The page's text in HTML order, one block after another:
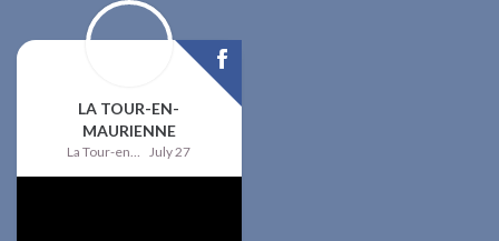
LA TOUR-EN-
MAURIENNE
La Tour-en-Maurienne July 27